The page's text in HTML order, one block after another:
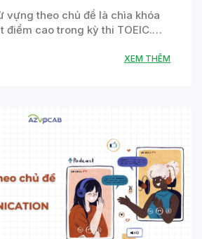
vựng theo chủ đề là chìa khóa
điểm cao trong kỳ thi TOEIC.…
XEM THÊM